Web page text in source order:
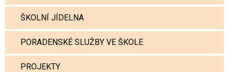
ŠKOLNÍ JÍDELNA
PORADENSKÉ SLUŽBY VE ŠKOLE
PROJEKTY